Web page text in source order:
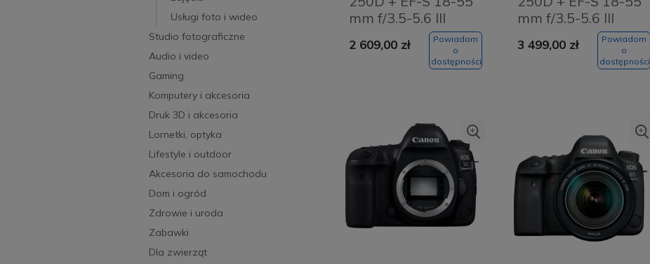
Usługi foto i wideo
Studio fotograficzne
Audio i video
Gaming
Komputery i akcesoria
Druk 3D i akcesoria
Lornetki, optyka
Lifestyle i outdoor
Akcesoria do samochodu
Dom i ogród
Zdrowie i uroda
Zabawki
Dla zwierząt
mm f/3.5-5.6 III
2 609,00 zł
Powiadom
o
dostępności
mm f/3.5-5.6 III
3 499,00 zł
Powiadom
o
dostępności